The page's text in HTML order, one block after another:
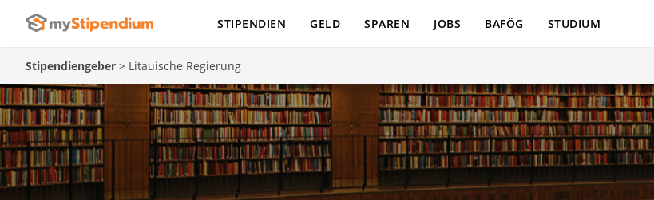
STIPENDIEN GELD SPAREN JOBS BAFÖG STUDIUM
Stipendiengeber > Litauische Regierung